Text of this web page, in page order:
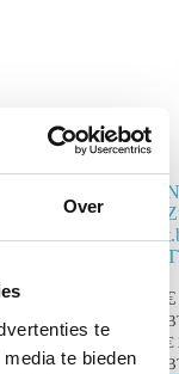
Over
te
te bieden
€
€